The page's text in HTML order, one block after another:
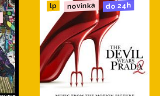
lp novinka do 24h